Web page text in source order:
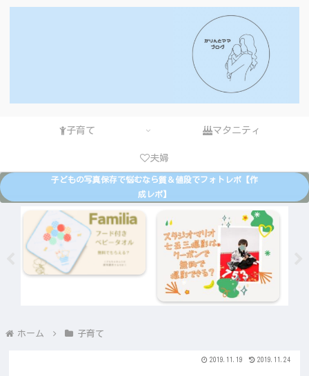
子育て マタニティ
夫婦
子どもの写真保存で悩むなら質＆値段でフォトレボ【作
成レポ】
ホーム 子育て
2019.11.19 2019.11.24